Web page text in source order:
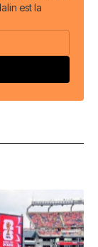
est la